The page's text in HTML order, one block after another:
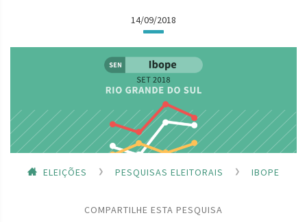
14/09/2018
ELEIÇÕES PESQUISAS ELEITORAIS IBOPE
COMPARTILHE ESTA PESQUISA